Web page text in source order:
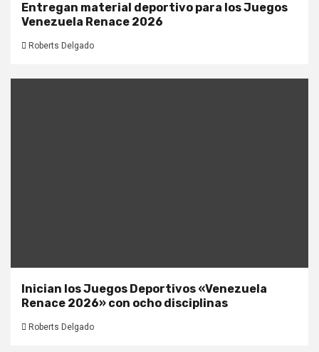
Entregan material deportivo para los Juegos
Venezuela Renace 2026
Roberts Delgado
Inician los Juegos Deportivos «Venezuela
Renace 2026» con ocho disciplinas
Roberts Delgado